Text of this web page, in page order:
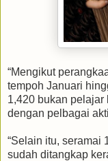
“Mengikut
tempoh Januari
1,420 bukan pelajar
dengan pelbagai
“Selain itu, seramai
sudah ditangkap